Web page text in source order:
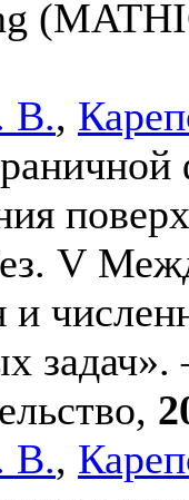
В.,
V
и
В.,